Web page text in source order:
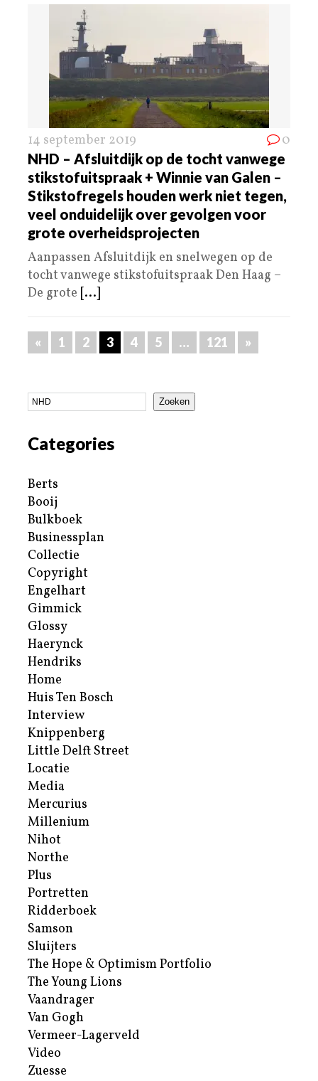
14 september 2019 0
NHD – Afsluitdijk op de tocht vanwege
stikstofuitspraak + Winnie van Galen –
Stikstofregels houden werk niet tegen,
veel onduidelijk over gevolgen voor
grote overheidsprojecten
Aanpassen Afsluitdijk en snelwegen op de
tocht vanwege stikstofuitspraak Den Haag –
De grote [...]
« 1 2 3 4 5 … 121 »
Zoeken
Categories
Berts
Booij
Bulkboek
Businessplan
Collectie
Copyright
Engelhart
Gimmick
Glossy
Haerynck
Hendriks
Home
Huis Ten Bosch
Interview
Knippenberg
Little Delft Street
Locatie
Media
Mercurius
Millenium
Nihot
Northe
Plus
Portretten
Ridderboek
Samson
Sluijters
The Hope & Optimism Portfolio
The Young Lions
Vaandrager
Van Gogh
Vermeer-Lagerveld
Video
Zuesse